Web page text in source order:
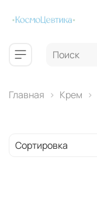
Главная Крем